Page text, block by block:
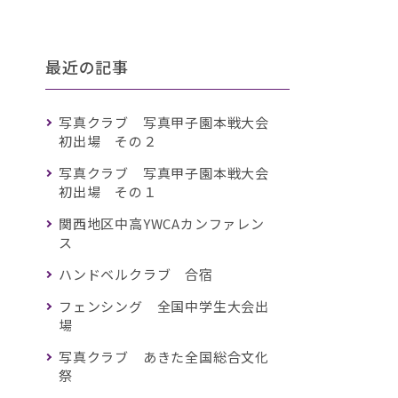
最近の記事
写真クラブ 写真甲子園本戦大会
初出場 その２
写真クラブ 写真甲子園本戦大会
初出場 その１
関西地区中高YWCAカンファレン
ス
ハンドベルクラブ 合宿
フェンシング 全国中学生大会出
場
写真クラブ あきた全国総合文化
祭